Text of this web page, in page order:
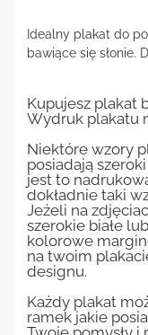
Idealny plakat do
bawiące się słonie.
Kupujesz plakat
Wydruk plakatu
Niektóre wzory
posiadają
jest to
dokładnie taki
Jeżeli na
szerokie białe
kolorowe
na twoim
designu.
Każdy plakat
ramek jakie